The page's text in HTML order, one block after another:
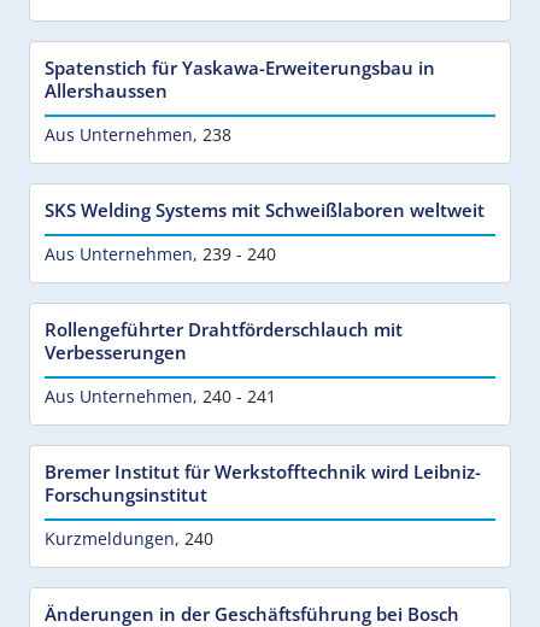
Spatenstich für Yaskawa-Erweiterungsbau in
Allershaussen
Aus Unternehmen, 238
SKS Welding Systems mit Schweißlaboren weltweit
Aus Unternehmen, 239 - 240
Rollengeführter Drahtförderschlauch mit
Verbesserungen
Aus Unternehmen, 240 - 241
Bremer Institut für Werkstofftechnik wird Leibniz-
Forschungsinstitut
Kurzmeldungen, 240
Änderungen in der Geschäftsführung bei Bosch